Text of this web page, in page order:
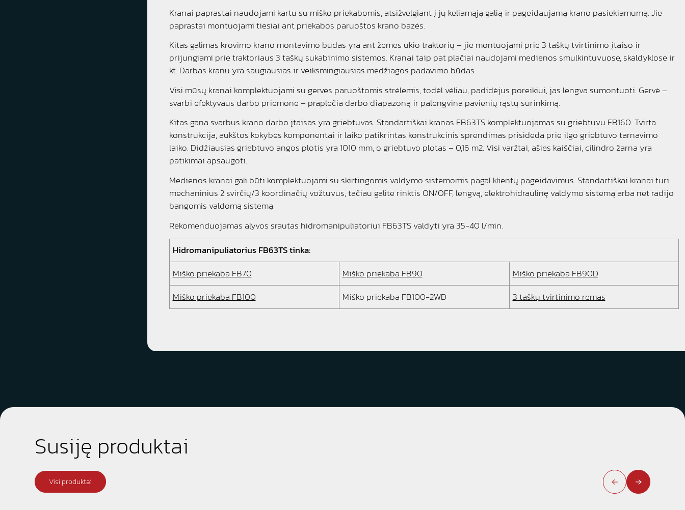
Kranai paprastai naudojami kartu su miško priekabomis, atsižvelgiant į jų keliamąją galią ir pageidaujamą krano pasiekiamumą. Jie
paprastai montuojami tiesiai ant priekabos paruoštos krano bazės.
Kitas galimas krovimo krano montavimo būdas yra ant žemės ūkio traktorių – jie montuojami prie 3 taškų tvirtinimo įtaiso ir
prijungiami prie traktoriaus 3 taškų sukabinimo sistemos. Kranai taip pat plačiai naudojami medienos smulkintuvuose, skaldyklose ir
kt. Darbas kranu yra saugiausias ir veiksmingiausias medžiagos padavimo būdas.
Visi mūsų kranai komplektuojami su gervės paruoštomis strėlėmis, todėl vėliau, padidėjus poreikiui, jas lengva sumontuoti. Gervė –
svarbi efektyvaus darbo priemonė – praplečia darbo diapazoną ir palengvina pavienių rąstų surinkimą.
Kitas gana svarbus krano darbo įtaisas yra griebtuvas. Standartiškai kranas FB63TS komplektuojamas su griebtuvu FB160. Tvirta
konstrukcija, aukštos kokybės komponentai ir laiko patikrintas konstrukcinis sprendimas prisideda prie ilgo griebtuvo tarnavimo
laiko. Didžiausias griebtuvo angos plotis yra 1010 mm, o griebtuvo plotas – 0,16 m2. Visi varžtai, ašies kaiščiai, cilindro žarna yra
patikimai apsaugoti.
Medienos kranai gali būti komplektuojami su skirtingomis valdymo sistemomis pagal klientų pageidavimus. Standartiškai kranai turi
mechaninius 2 svirčių/3 koordinačių vožtuvus, tačiau galite rinktis ON/OFF, lengvą, elektrohidraulinę valdymo sistemą arba net radijo
bangomis valdomą sistemą.
Rekomenduojamas alyvos srautas hidromanipuliatoriui FB63TS valdyti yra 35-40 l/min.
Hidromanipuliatorius FB63TS tinka:
Miško priekaba FB70
Miško priekaba FB90
Miško priekaba FB90D
Miško priekaba FB100
Miško priekaba FB100-2WD 3 taškų tvirtinimo rėmas
Susiję produktai
Visi produktai